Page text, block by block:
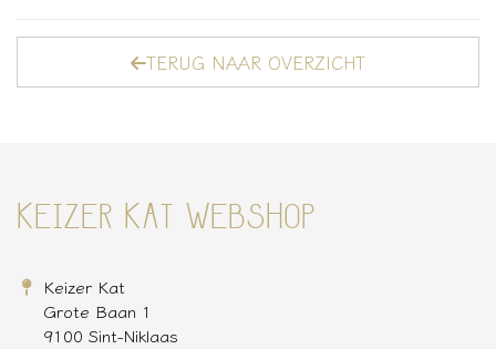
TERUG NAAR OVERZICHT
KEIZER KAT WEBSHOP
Keizer Kat
Grote Baan 1
9100 Sint-Niklaas